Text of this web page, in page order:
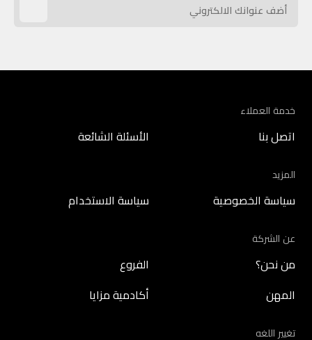
خدمة العملاء
اتصل بنا الأسئلة الشائعة
المزيد
سياسة الخصوصية سياسة الاستخدام
عن الشركة
من نحن؟ الفروع
المهن أكادمية مزايا
تغيير اللغه